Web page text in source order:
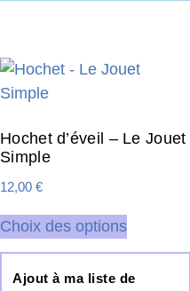
Hochet d’éveil – Le Jouet
Simple
12,00 €
Choix des options
Ajout à ma liste de